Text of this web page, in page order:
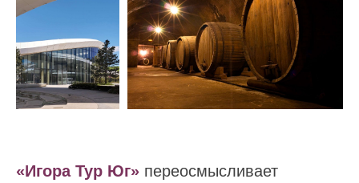
«Игора Тур Юг» переосмысливает